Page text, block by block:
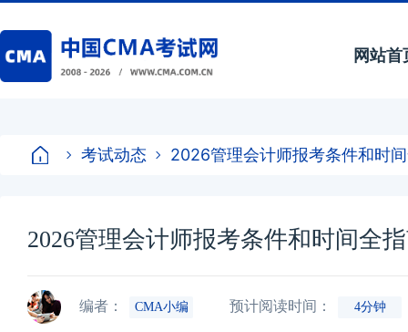
网站首
考试动态 2026管理会计师报考条件和时
2026管理会计师报考条件和时间全
编者： CMA小编 预计阅读时间： 4分钟